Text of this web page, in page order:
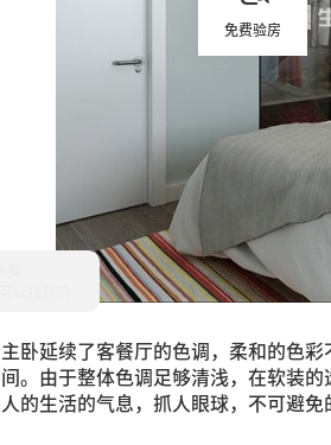
免费验房
主卧延续了客餐厅的色调，柔和的色
间。由于整体色调足够清浅，在软装
人的生活的气息，抓人眼球，不可避